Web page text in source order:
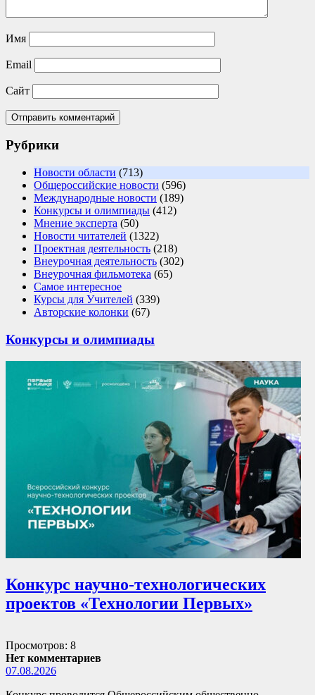
Имя
Email
Сайт
Рубрики
Новости области (713)
Общероссийские новости (596)
Международные новости (189)
Конкурсы и олимпиады (412)
Мнение эксперта (50)
Новости читателей (1322)
Проектная деятельность (218)
Внеурочная деятельность (302)
Внеурочная фильмотека (65)
Самое интересное
Курсы для Учителей (339)
Авторские колонки (67)
Конкурсы и олимпиады
Конкурс научно-технологических
проектов «Технологии Первых»
Просмотров: 8
Нет комментариев
07.08.2026